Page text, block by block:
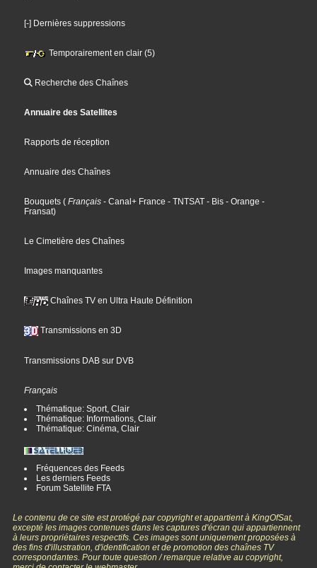
[-] Dernières suppressions
Temporairement en clair (5)
Recherche des Chaînes
Annuaire des Satellites
Rapports de réception
Annuaire des Chaînes
Bouquets ( Français - Canal+ France - TNTSAT - Bis - Orange -
Fransat)
Le Cimetière des Chaînes
Images manquantes
Chaînes TV en Ultra Haute Définition
Transmissions en 3D
Transmissions DAB sur DVB
Français
Thématique: Sport, Clair
Thématique: Informations, Clair
Thématique: Cinéma, Clair
Fréquences des Feeds
Les derniers Feeds
Forum Satellite FTA
Le contenu de ce site est protégé par copyright et appartient à KingOfSat,
excepté les images contenues dans les captures d'écran qui appartiennent
à leurs propriétaires respectifs. Ces images sont uniquement proposées à
des fins d'illustration, d'identification et de promotion des chaînes TV
correspondantes. Pour toute question / remarque relative au copyright,